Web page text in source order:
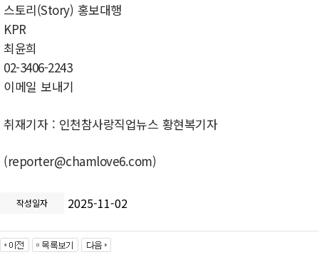
스토리(Story) 홍보대행
KPR
최윤희
02-3406-2243
이메일 보내기
취재기자 : 인천참사랑직업뉴스 황현복기자
(reporter@chamlove6.com)
작성일자 2025-11-02